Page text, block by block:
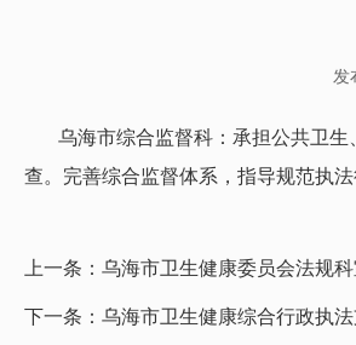
发
乌海市综合监督科：承担公共卫
查。完善综合监督体系，指导规范执法
上一条： 乌海市卫生健康委员会法规
下一条： 乌海市卫生健康综合行政执